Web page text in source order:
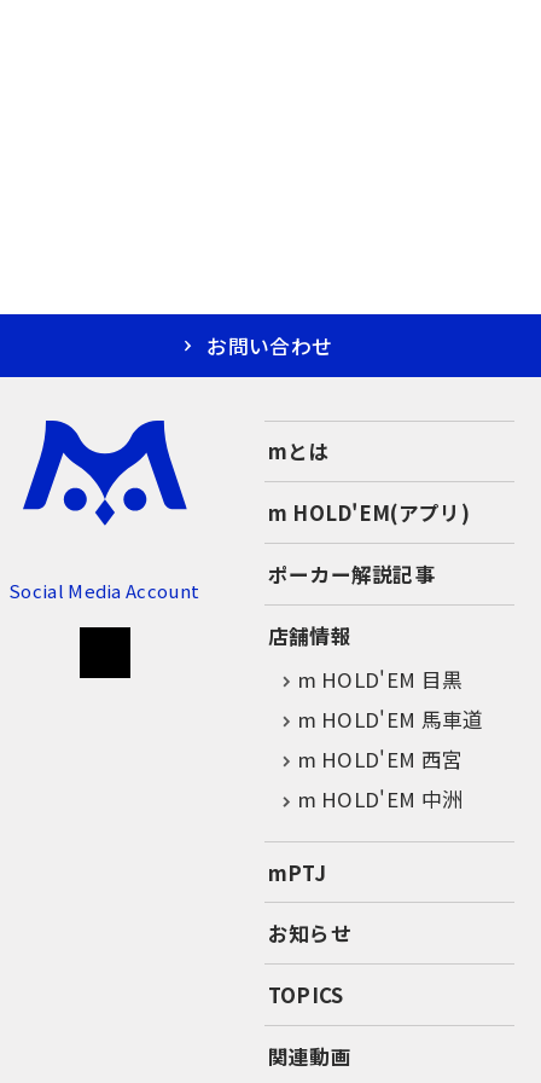
お問い合わせ
Social Media Account
mとは
m HOLD'EM(アプリ)
ポーカー解説記事
店舗情報
m HOLD'EM 目黒
m HOLD'EM 馬車道
m HOLD'EM 西宮
m HOLD'EM 中洲
mPTJ
お知らせ
TOPICS
関連動画